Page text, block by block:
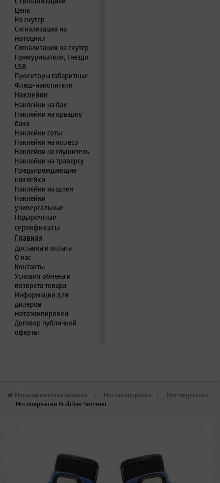
Цепь
На скутер
Сигнализация на
мотоцикл
Сигнализация на скутер
Прикуриватели, Гнездо
USB
Проекторы габаритные
Флеш-накопители
Наклейки
Наклейки на бак
Наклейки на крышку
бака
Наклейки соты
Наклейки на колесо
Наклейки на глушитель
Наклейки на траверсу
Предупреждающие
наклейки
Наклейки на шлем
Наклейки
универсальные
Подарочные
сертификаты
Главная
Доставка и оплата
О нас
Контакты
Условия обмена и
возврата товара
Информация для
дилеров
мотоэкипировки
Договор публичной
оферты
Магазин мотоэкипировки > Мотоэкипировка > Мотоперчатки
Мотоперчатки Probiker Summer